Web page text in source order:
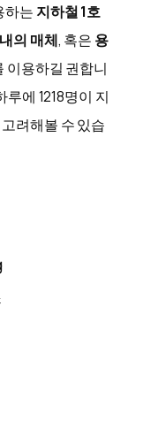
하는 지하철 1호
의 매체, 혹은 용
이용하길 권합니
에 1218명이 지
려해볼 수 있습